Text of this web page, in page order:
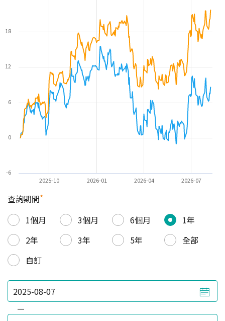
2025-10 2026-01 2026-04 2026-07
-6
0
6
12
18
查詢期間*
1個月
3個月 6個月
1年
2年
3年 5年
全部
自訂
—